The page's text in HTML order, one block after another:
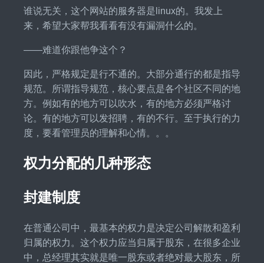
谁说无关，这个网站的服务器是linux的。我发上
来，希望大家帮我看看有没有漏洞什么的。
——难道你跟他争这个？
因此，严格规定是行不通的。大部分通行的都是指导
规范。所谓指导规范，核心要点是各个社区不同的地
方。例如有的地方可以吹水，有的地方必须严格讨
论。有的地方可以发招聘，有的不行。至于执行的力
度，要看管理员的理解和心情。。。
权力分配的几种形态
封建制度
在普通公司中，最基本的权力是决定公司解散和盈利
归属的权力。这个权力应当归属于股东，在很多企业
中，总经理其实就是唯一股东或者绝对最大股东，所